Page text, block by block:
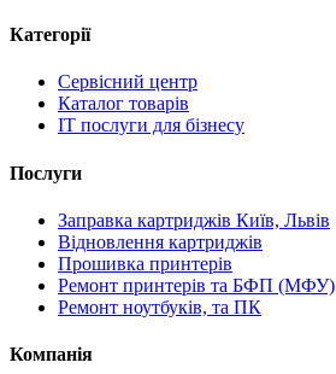
Категорії
Сервісний центр
Каталог товарів
IT послуги для бізнесу
Послуги
Заправка картриджів Київ, Львів
Відновлення картриджів
Прошивка принтерів
Ремонт принтерів та БФП (МФУ)
Ремонт ноутбуків, та ПК
Компанія